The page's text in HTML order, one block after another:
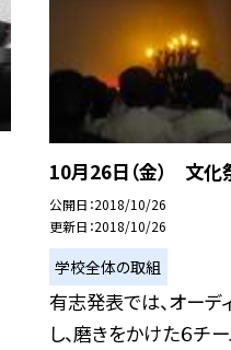
10月26日（金） 文化
公開日 2018/10/26
更新日 2018/10/26
学校全体の取組
有志発表では、オーデ
し、磨きをかけた６チ